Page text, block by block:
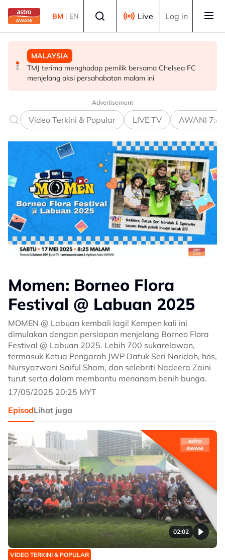
Skip to main content
BM | EN Live Log in
MALAYSIA
TMJ terima menghadap pemilik bersama Chelsea FC
menjelang aksi persahabatan malam ini
SUKAN
Gabriel Palmero sah milik JDT!
MALAYSIA
Kementerian Komunikasi akan cadang gotong-royong
mega perangi Aedes - Fahmi
Advertisement
Video Terkini & Popular LIVE TV AWANI
Momen: Borneo Flora
Festival @ Labuan 2025
MOMEN @ Labuan kembali lagi! Kempen kali ini
dimulakan dengan persiapan menjelang Borneo Flora
Festival @ Labuan 2025. Lebih 700 sukarelawan,
termasuk Ketua Pengarah JWP Datuk Seri Noridah, hos,
Nursyazwani Saiful Sham, dan selebriti Nadeera Zaini
turut serta dalam membantu menanam benih bunga.
17/05/2025 20:25 MYT
EpisodLihat juga
02:02
VIDEO TERKINI & POPULAR